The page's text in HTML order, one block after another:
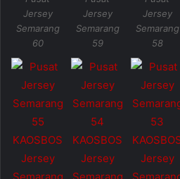
Jersey
Semarang
60
Jersey
Semarang
59
Jersey
Semarang
58